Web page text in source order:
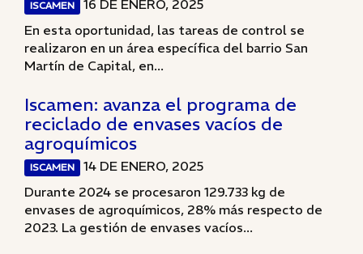
ISCAMEN
16 DE ENERO, 2025
En esta oportunidad, las tareas de control se
realizaron en un área específica del barrio San
Martín de Capital, en...
Iscamen: avanza el programa de
reciclado de envases vacíos de
agroquímicos
ISCAMEN
14 DE ENERO, 2025
Durante 2024 se procesaron 129.733 kg de
envases de agroquímicos, 28% más respecto de
2023. La gestión de envases vacíos...